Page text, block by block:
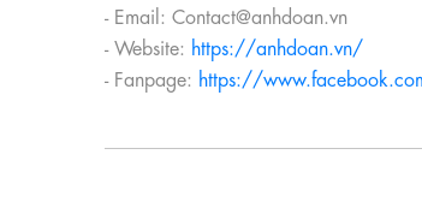
- Email: Contact@anhdoan.vn
- Website: https://anhdoan.vn/
- Fanpage: https://